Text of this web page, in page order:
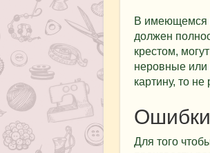
В имеющемся
должен
крестом,
неровные или
картину, то не
Для того